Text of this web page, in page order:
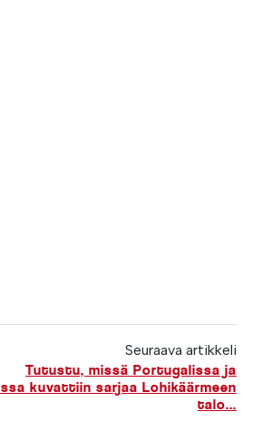
Seuraava artikkeli
Tutustu, missä Portugalissa ja
kuvattiin sarjaa Lohikäärmeen
talo...